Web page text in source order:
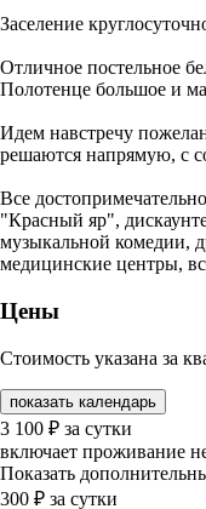
Заселение
Отличное постельное
Полотенце большое и
Идем навстречу
решаются напрямую, с
Все
"Красный яр",
музыкальной комедии,
медицинские центры,
Цены
Стоимость указана за
показать календарь
3 100 ₽ за сутки
включает проживание
Показать
300 ₽ за сутки